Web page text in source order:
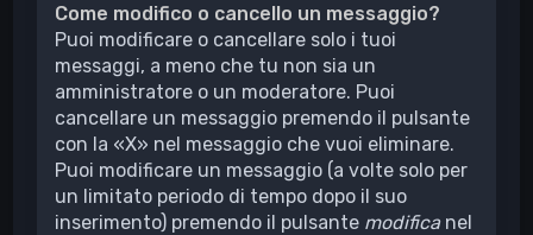
Come modifico o cancello un messaggio?
Puoi modificare o cancellare solo i tuoi
messaggi, a meno che tu non sia un
amministratore o un moderatore. Puoi
cancellare un messaggio premendo il pulsante
con la «X» nel messaggio che vuoi eliminare.
Puoi modificare un messaggio (a volte solo per
un limitato periodo di tempo dopo il suo
inserimento) premendo il pulsante modificanel